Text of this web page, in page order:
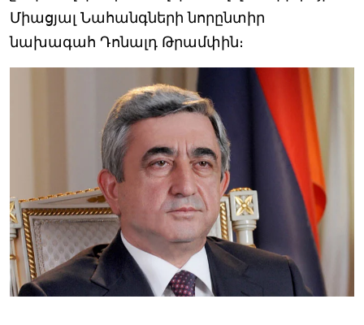
Միացյալ Նահանգների նորընտիր
նախագահ Դոնալդ Թրամփին։